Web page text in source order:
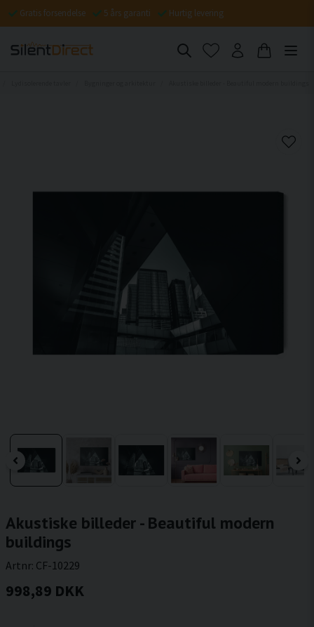
Gratis forsendelse 5 års garanti Hurtig levering
Akustiske billeder - Beautiful modern
buildings
Artnr: CF-10229
998,89 DKK